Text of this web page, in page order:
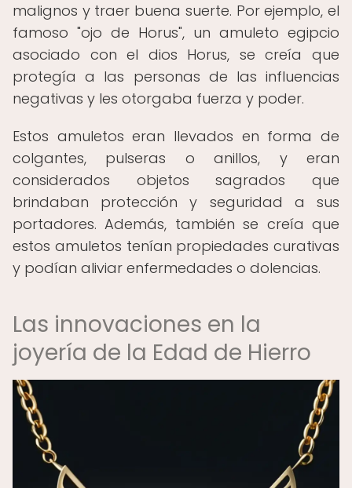
malignos y traer buena suerte. Por ejemplo, el
famoso "ojo de Horus", un amuleto egipcio
asociado con el dios Horus, se creía que
protegía a las personas de las influencias
negativas y les otorgaba fuerza y poder.
Estos amuletos eran llevados en forma de
colgantes, pulseras o anillos, y eran
considerados objetos sagrados que
brindaban protección y seguridad a sus
portadores. Además, también se creía que
estos amuletos tenían propiedades curativas
y podían aliviar enfermedades o dolencias.
Las innovaciones en la
joyería de la Edad de Hierro